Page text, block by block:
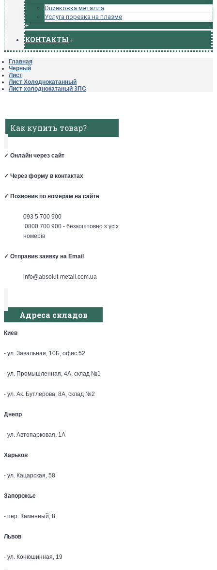
Оцинковка металла
Услуга порезка на плазме
+
КОНТАКТЫ +
Главная
Черный
Лист
Лист Холоднокатанный
Лист холоднокатаный 3ПС
Как купить товар?
✓ Онлайн через сайт
✓ Через форму в контактах
✓ Позвонив по номерам на сайте
093 5 700 900
0800 700 900 - безкоштовно з усіх
номерів
✓ Отправив заявку на Email
info@absolut-metall.com.ua
Адреса складов
Киев
- ул. Завальная, 10Б, офис 52
- ул. Промышленная, 4А, склад №1
- ул. Ак. Бутлерова, 8А, склад №2
Днепр
- ул. Автопарковая, 1А
Харьков
- ул. Кацарская, 58
Запорожье
- пер. Каменный, 8
Львов
- ул. Конюшинная, 19